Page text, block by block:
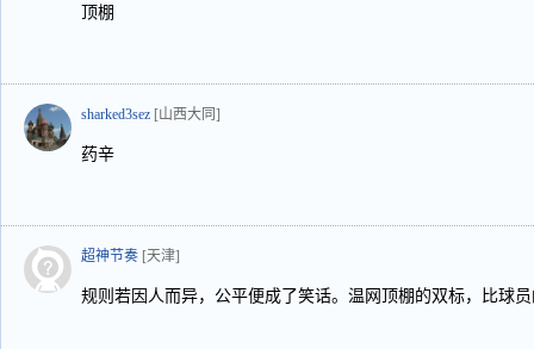
顶棚
sharked3sez [山西大同]
药辛
超神节奏 [天津]
规则若因人而异，公平便成了笑话。温网顶棚的双标，比球